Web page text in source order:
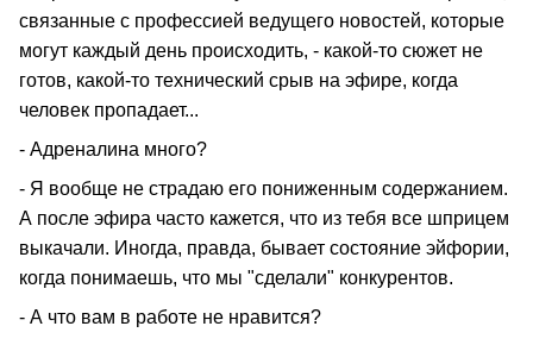
связанные с профессией ведущего новостей, которые
могут каждый день происходить, - какой-то сюжет не
готов, какой-то технический срыв на эфире, когда
человек пропадает...
- Адреналина много?
- Я вообще не страдаю его пониженным содержанием.
А после эфира часто кажется, что из тебя все шприцем
выкачали. Иногда, правда, бывает состояние эйфории,
когда понимаешь, что мы "сделали" конкурентов.
- А что вам в работе не нравится?